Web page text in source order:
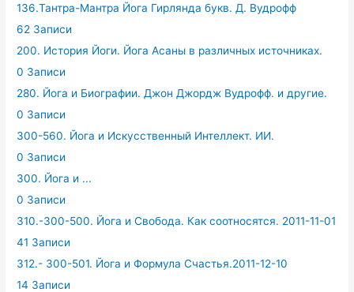
136.Тантра-Мантра Йога Гирлянда букв. Д. Вудрофф
62 Записи
200. История Йоги. Йога Асаны в различных источниках.
0 Записи
280. Йога и Биографии. Джон Джордж Вудрофф. и другие.
0 Записи
300-560. Йога и Искусственный Интеллект. ИИ.
0 Записи
300. Йога и ...
0 Записи
310.-300-500. Йога и Свобода. Как соотносятся. 2011-11-01
41 Записи
312.- 300-501. Йога и Формула Счастья.2011-12-10
14 Записи